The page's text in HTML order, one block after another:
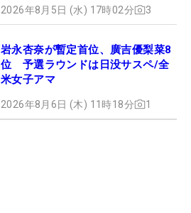
2026年8月5日 (水) 17時02分 3
岩永杏奈が暫定首位、廣吉優梨菜8
位 予選ラウンドは日没サスペ/全
米女子アマ
2026年8月6日 (木) 11時18分 1